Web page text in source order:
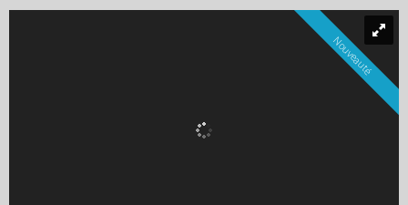
Nouveauté